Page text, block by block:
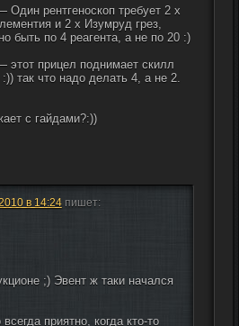
и 2 х Изумруд грез,
быть по 4 реагента, а не по 20 :)
так что надо делать 4, а не 2.
с гайдами?:))
в 14:24 пишет:
;) Эвент ж таки начался